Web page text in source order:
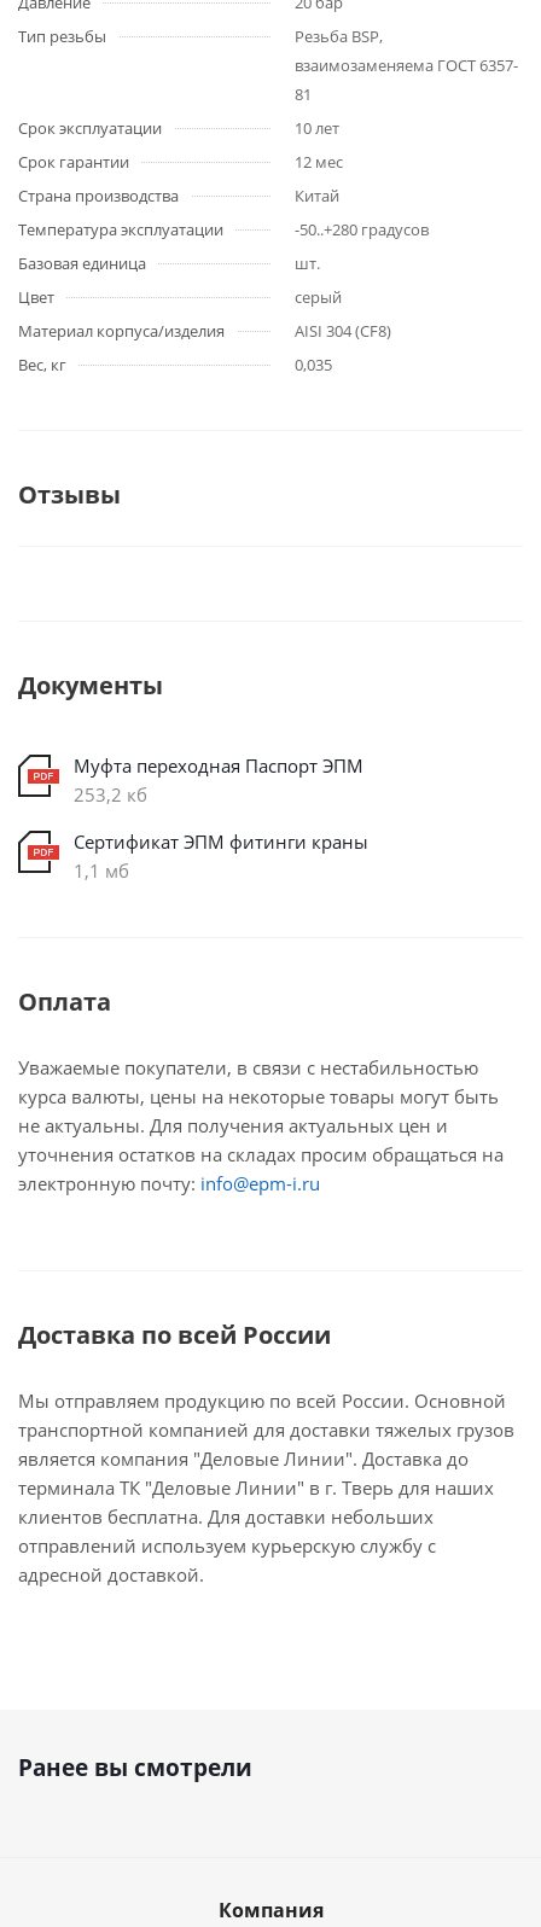
Тип резьбы
Резьба BSP,
взаимозаменяема ГОСТ 6357-
81
Срок эксплуатации
10 лет
Срок гарантии
12 мес
Страна производства
Китай
Температура эксплуатации
-50..+280 градусов
Базовая единица
шт.
Цвет
серый
Материал корпуса/изделия
AISI 304 (CF8)
Вес, кг
0,035
Отзывы
Документы
Муфта переходная Паспорт ЭПМ
253,2 кб
Сертификат ЭПМ фитинги краны
1,1 мб
Оплата
Уважаемые покупатели, в связи с нестабильностью
курса валюты, цены на некоторые товары могут быть
не актуальны. Для получения актуальных цен и
уточнения остатков на складах просим обращаться на
электронную почту: info@epm-i.ru
Доставка по всей России
Мы отправляем продукцию по всей России. Основной
транспортной компанией для доставки тяжелых грузов
является компания "Деловые Линии". Доставка до
терминала ТК "Деловые Линии" в г. Тверь для наших
клиентов бесплатна. Для доставки небольших
отправлений используем курьерскую службу с
адресной доставкой.
Ранее вы смотрели
Компания